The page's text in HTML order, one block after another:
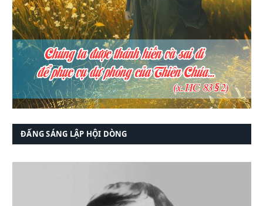
ĐẤNG SÁNG LẬP HỘI DÒNG